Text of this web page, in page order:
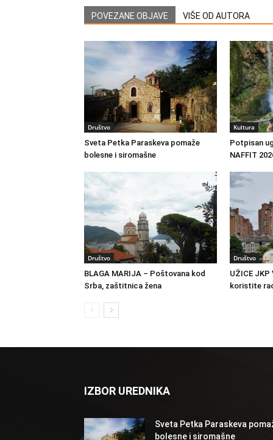
POVEZANE OBJAVE VIŠE OD AUTORA
Društvo
Sveta Petka Paraskeva pomaže
bolesne i siromašne
Kultura
Potpisan
NAFFIT
Društvo
BLAGA MARIJA – Poštovana kod
Srba, zaštitnica žena
Društvo
UŽICE JKP
koristite
IZBOR UREDNIKA
Sveta Petka Paraskeva
bolesne i siromašne